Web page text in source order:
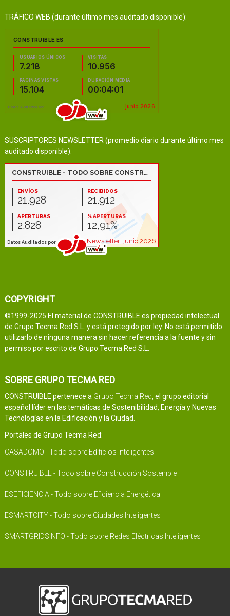
TRÁFICO WEB (durante último mes auditado disponible):
SUSCRIPTORES NEWSLETTER (promedio diario durante último mes
auditado disponible):
COPYRIGHT
©1999-2025 El material de CONSTRUIBLE es propiedad intelectual
de Grupo Tecma Red S.L. y está protegido por ley. No está permitido
utilizarlo de ninguna manera sin hacer referencia a la fuente y sin
permiso por escrito de Grupo Tecma Red S.L.
SOBRE GRUPO TECMA RED
CONSTRUIBLE pertenece a Grupo Tecma Red, el grupo editorial
español líder en las temáticas de Sostenibilidad, Energía y Nuevas
Tecnologías en la Edificación y la Ciudad.
Portales de Grupo Tecma Red:
CASADOMO - Todo sobre Edificios Inteligentes
CONSTRUIBLE - Todo sobre Construcción Sostenible
ESEFICIENCIA - Todo sobre Eficiencia Energética
ESMARTCITY - Todo sobre Ciudades Inteligentes
SMARTGRIDSINFO - Todo sobre Redes Eléctricas Inteligentes